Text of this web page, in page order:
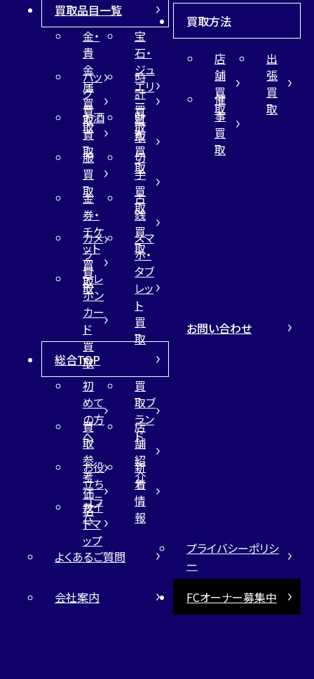
買取品目一覧
金・
貴
金
属
買
取
宝
石・
ジュ
エリ
ー
買
取
バッ
グ
買
取
時
計
買
取
お酒
買
取
財
布
買
取
服
買
取
切
手
買
取
金
券・
チケ
ット
買
取
古
銭
買
取
カメ
ラ
買
取
スマ
ホ・
タブ
レッ
ト
買
取
テレ
ホン
カー
ド
買
取
買取方法
店
舗
買
取
出
張
買
取
催
事
買
取
総合TOP
初
めて
の方
へ
買
取ブ
ラン
ド
買
取
参
考
価
格
店
舗
紹
介
お役
立ち
コラ
ム
新
着
情
報
サイ
トマ
ップ
お問い合わせ
よくあるご質問
プライバシーポリシ
ー
会社案内
FCオーナー募集中